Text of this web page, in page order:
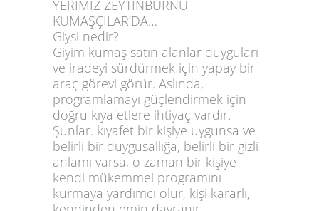
YERİMİZ ZEYTİNBURNU
KUMAŞÇILAR’DA…
Giysi nedir?
Giyim kumaş satın alanlar duyguları
ve iradeyi sürdürmek için yapay bir
araç görevi görür. Aslında,
programlamayı güçlendirmek için
doğru kıyafetlere ihtiyaç vardır.
Şunlar. kıyafet bir kişiye uygunsa ve
belirli bir duygusallığa, belirli bir gizli
anlamı varsa, o zaman bir kişiye
kendi mükemmel programını
kurmaya yardımcı olur, kişi kararlı,